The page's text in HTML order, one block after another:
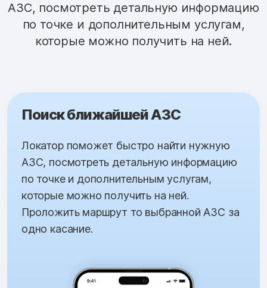
АЗС, посмотреть детальную информацию
по точке и дополнительным услугам,
которые можно получить на ней.
Поиск ближайшей АЗС
Локатор поможет быстро найти нужную
АЗС, посмотреть детальную информацию
по точке и дополнительным услугам,
которые можно получить на ней.
Проложить маршрут то выбранной АЗС за
одно касание.